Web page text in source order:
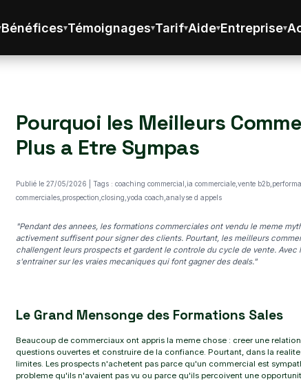
Bénéfices Témoignages Tarif Aide Entreprise
Pourquoi les Meilleurs
Plus a Etre Sympas
Publié le 27/05/2026 | Tags : coaching commercial,ia commerciale,vente
commerciales,prospection,closing,yoda coach,analyse d appels
"Pendant des annees, les formations commerciales ont vendu le meme
activement suffisent pour signer des clients. Pourtant, les meilleurs
challengent leurs prospects et gardent le controle du cycle de vente. Avec
s'entrainer sur les vraies mecaniques qui font gagner des deals."
Le Grand Mensonge des Formations Sales
Beaucoup de commerciaux ont appris la meme chose : creer une
questions ouvertes et construire de la confiance. Pourtant, dans la
limites. Les prospects n'achetent pas parce qu'un commercial est
probleme qu'ils n'avaient pas vu ou parce qu'ils percoivent une